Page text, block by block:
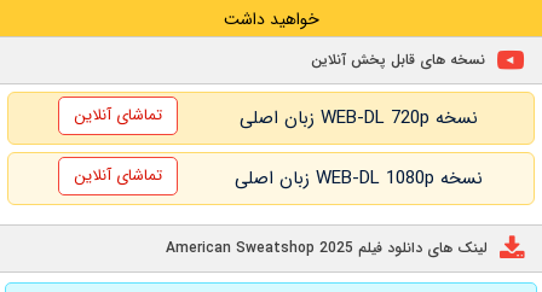
خواهید داشت
نسخه های قابل پخش آنلاین
نسخه WEB-DL 720p زبان اصلی تماشای آنلاین
نسخه WEB-DL 1080p زبان اصلی تماشای آنلاین
لینک های دانلود فیلم American Sweatshop 2025